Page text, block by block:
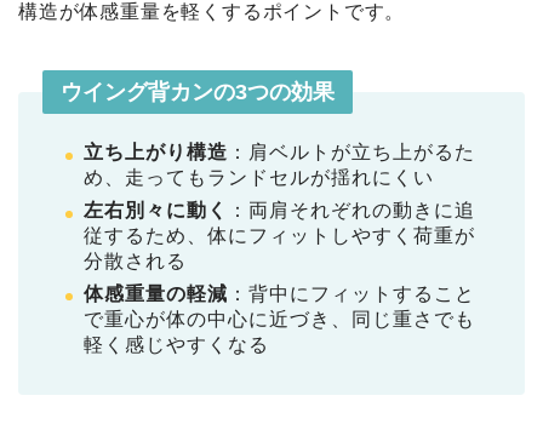
構造が体感重量を軽くするポイントです。
ウイング背カンの3つの効果
立ち上がり構造 ：肩ベルトが立ち上がるた
め、走ってもランドセルが揺れにくい
左右別々に動く
：両肩それぞれの動きに追
従するため、体にフィットしやすく荷重が
分散される
体感重量の軽減 ：背中にフィットすること
で重心が体の中心に近づき、同じ重さでも
軽く感じやすくなる